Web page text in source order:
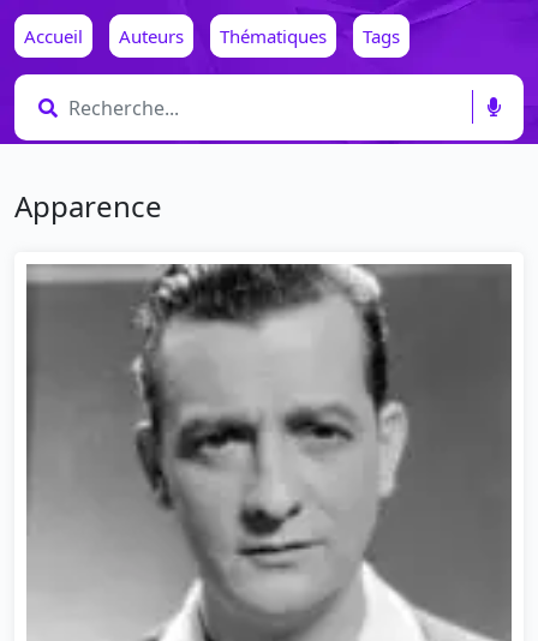
Accueil Auteurs Thématiques Tags
Apparence